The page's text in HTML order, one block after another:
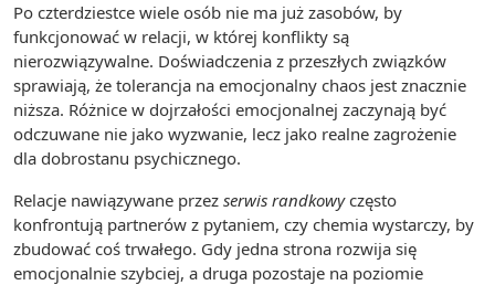
Po czterdziestce wiele osób nie ma już zasobów, by
funkcjonować w relacji, w której konflikty są
nierozwiązywalne. Doświadczenia z przeszłych związków
sprawiają, że tolerancja na emocjonalny chaos jest znacznie
niższa. Różnice w dojrzałości emocjonalnej zaczynają być
odczuwane nie jako wyzwanie, lecz jako realne zagrożenie
dla dobrostanu psychicznego.
Relacje nawiązywane przez serwis randkowyczęsto
konfrontują partnerów z pytaniem, czy chemia wystarczy, by
zbudować coś trwałego. Gdy jedna strona rozwija się
emocjonalnie szybciej, a druga pozostaje na poziomie